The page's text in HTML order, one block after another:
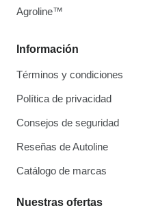
Información
Términos y condiciones
Política de privacidad
Consejos de seguridad
Reseñas de Autoline
Catálogo de marcas
Nuestras ofertas
Agroline™